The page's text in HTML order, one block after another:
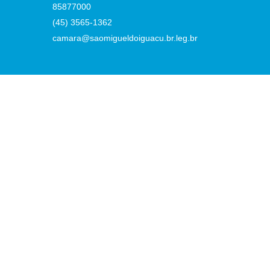
85877000
(45) 3565-1362
camara@saomigueldoiguacu.br.leg.br